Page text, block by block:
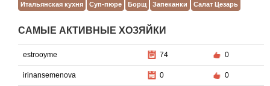
Итальянская кухня
Суп-пюре Борщ Запеканки Салат Цезарь
САМЫЕ АКТИВНЫЕ ХОЗЯЙКИ
estrooyme 74 0
irinansemenova 0 0